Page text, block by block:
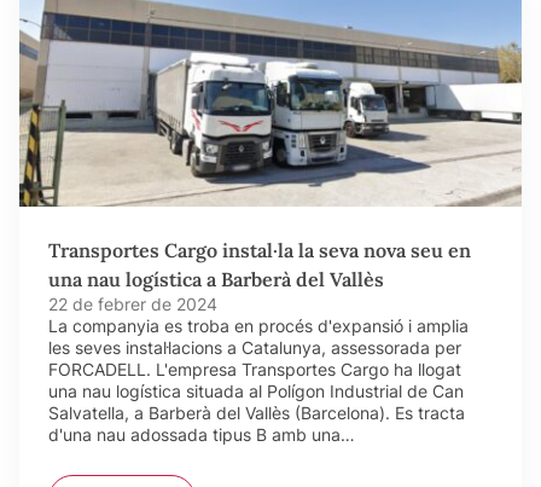
Transportes Cargo instal·la la seva nova seu en
una nau logística a Barberà del Vallès
22 de febrer de 2024
La companyia es troba en procés d'expansió i amplia
les seves instal·lacions a Catalunya, assessorada per
FORCADELL. L'empresa Transportes Cargo ha llogat
una nau logística situada al Polígon Industrial de Can
Salvatella, a Barberà del Vallès (Barcelona). Es tracta
d'una nau adossada tipus B amb una…